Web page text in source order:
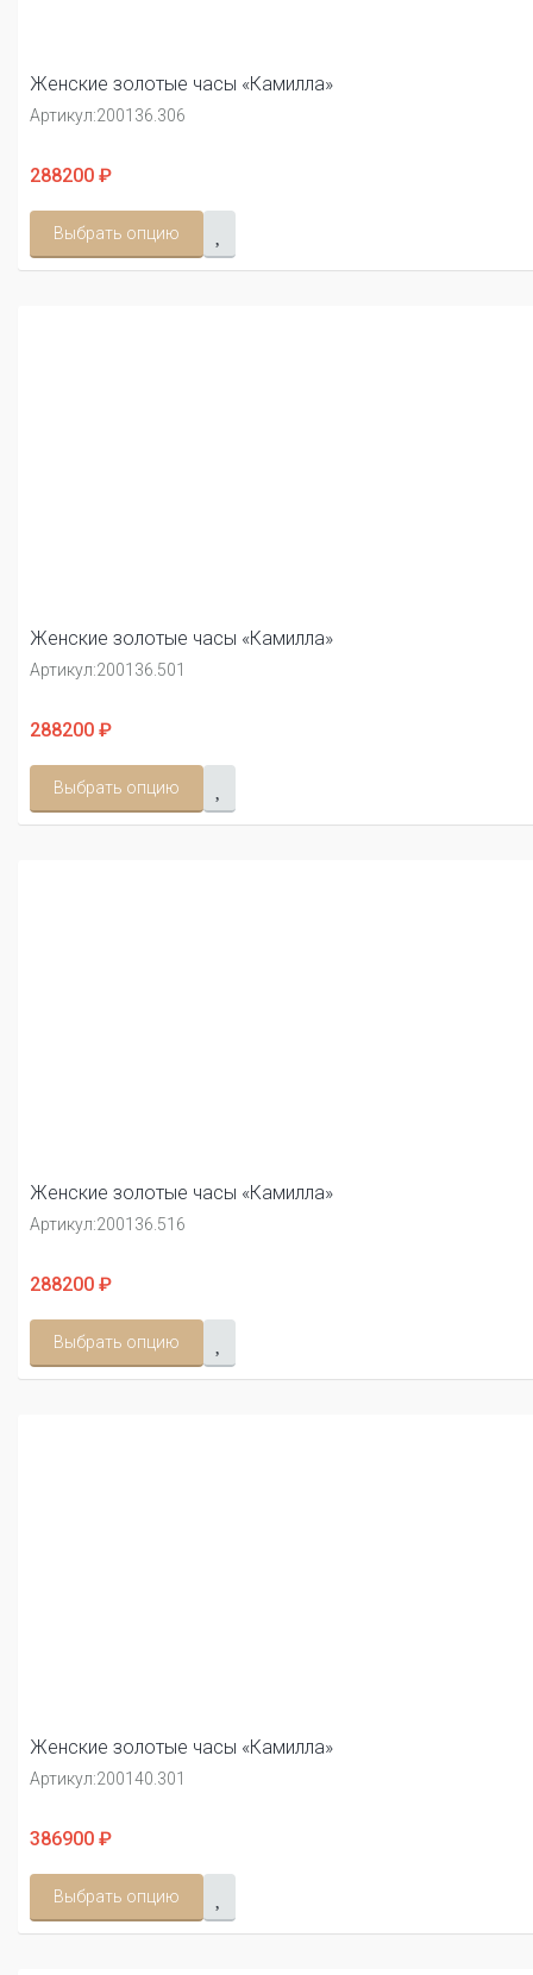
Женские золотые часы «Камилла»
Артикул:200136.306
288200 ₽
Выбрать опцию
Женские золотые часы «Камилла»
Артикул:200136.501
288200 ₽
Выбрать опцию
Женские золотые часы «Камилла»
Артикул:200136.516
288200 ₽
Выбрать опцию
Женские золотые часы «Камилла»
Артикул:200140.301
386900 ₽
Выбрать опцию